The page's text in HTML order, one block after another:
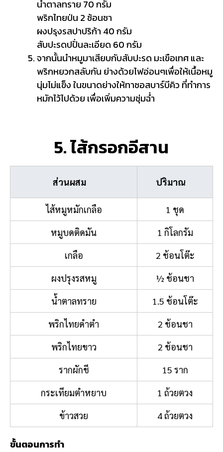
น้ำตาลทราย 70 กรัม
พริกไทยป่น 2 ช้อนชา
ผงปรุงรสปาปริก้า 40 กรัม
สับปะรดปปั่นละเอียด 60 กรัม
จากนั้นนำหมูมาเสียบกับสับปะรด มะเขือเทศ และ
พริกหยวกสลับกัน ย่างด้วยไฟอ่อนๆเพื่อให้เนื้อหมู
นุ่มไม่แข็ง ในขนาดย่างให้ทาซอสบาร์บีคิว ที่ทำการ
หมักไว้ไปด้วย เพื่อเพิ่มความชุ่มฉ่ำ
5. ไส้กรอกอีสาน
ส่วนผสม ปริมาณ
ไส้หมูหมักเกลือ
1 ชุด
หมูบดติดมัน
1 กิโลกรัม
เกลือ
2 ช้อนโต๊ะ
ผงปรุงรสหมู
½ ช้อนชา
น้ำตาลทราย
1.5 ช้อนโต๊ะ
พริกไทยดำตำ
2 ช้อนชา
พริกไทยขาว
2 ช้อนชา
รากผักชี
15 ราก
กระเทียมตำหยาบ
1 ถ้วยตวง
ข้าวสวย
4 ถ้วยตวง
ขั้นตอนการทำ